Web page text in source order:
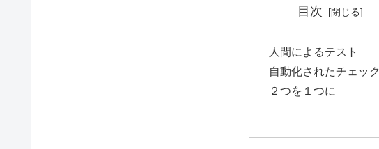
目次
人間によるテスト
自動化されたチェック
２つを１つに